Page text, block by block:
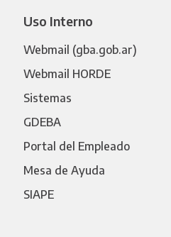
Uso Interno
Webmail (gba.gob.ar)
Webmail HORDE
Sistemas
GDEBA
Portal del Empleado
Mesa de Ayuda
SIAPE